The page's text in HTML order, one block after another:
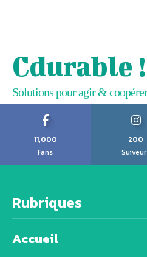
Cdurable !
Solutions pour agir &
11,000
Fans
200
Rubriques
Accueil